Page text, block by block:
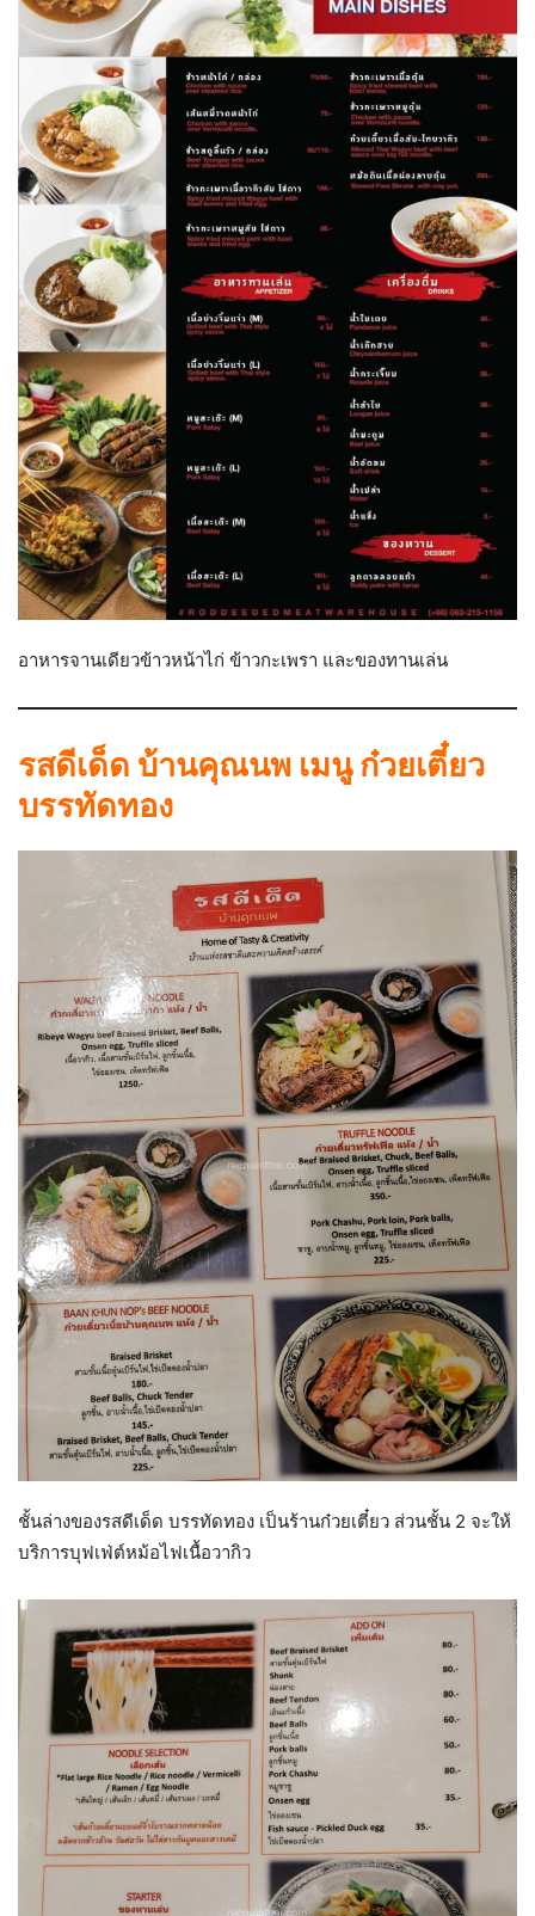
อาหารจานเดียวข้าวหน้าไก่ ข้าวกะเพรา และของทานเล่น
รสดีเด็ด บ้านคุณนพ เมนู ก๋วยเตี๋ยว
บรรทัดทอง
ชั้นล่างของรสดีเด็ด บรรทัดทอง เป็นร้านก๋วยเตี๋ยว ส่วนชั้น 2 จะให้
บริการบุฟเฟ่ต์หม้อไฟเนื้อวากิว